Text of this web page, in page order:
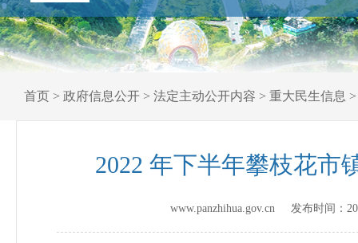
首页 > 政府信息公开 > 法定主动公开内容 > 重大民生信息
2022 年下半年攀枝花市
www.panzhihua.gov.cn 发布时间：